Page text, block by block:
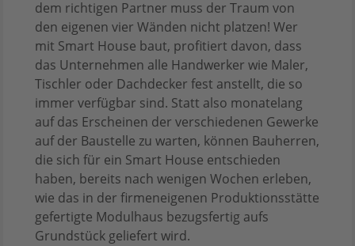
dem richtigen Partner muss der Traum von
den eigenen vier Wänden nicht platzen! Wer
mit Smart House baut, profitiert davon, dass
das Unternehmen alle Handwerker wie Maler,
Tischler oder Dachdecker fest anstellt, die so
immer verfügbar sind. Statt also monatelang
auf das Erscheinen der verschiedenen Gewerke
auf der Baustelle zu warten, können Bauherren,
die sich für ein Smart House entschieden
haben, bereits nach wenigen Wochen erleben,
wie das in der firmeneigenen Produktionsstätte
gefertigte Modulhaus bezugsfertig aufs
Grundstück geliefert wird.